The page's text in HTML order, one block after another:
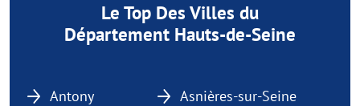
Le Top Des Villes du
Département Hauts-de-Seine
Antony
Asnières-sur-Seine